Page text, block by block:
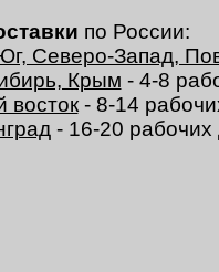
по России:
Северо-Запад,
Крым - 4-8
восток- 8-14
- 16-20 рабочих